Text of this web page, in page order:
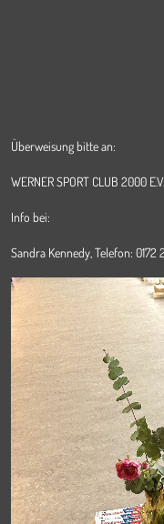
Überweisung bitte an:
WERNER SPORT CLUB 2000
Info bei:
Sandra Kennedy, Telefon: 0172